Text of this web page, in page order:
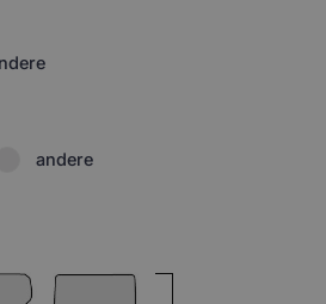
andere